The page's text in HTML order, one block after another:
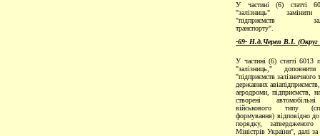
У частині (6) статті
"залізниць"
"підприємств
транспорту".
-69- Н.д.Череп В.І.
У частині (6) статті 6013
"залізниць,"
"підприємств залізничного
державних
аеродроми, підприємств,
створені
військового типу
формування) відповідно до
порядку, затвердженого
Міністрів України", далі за